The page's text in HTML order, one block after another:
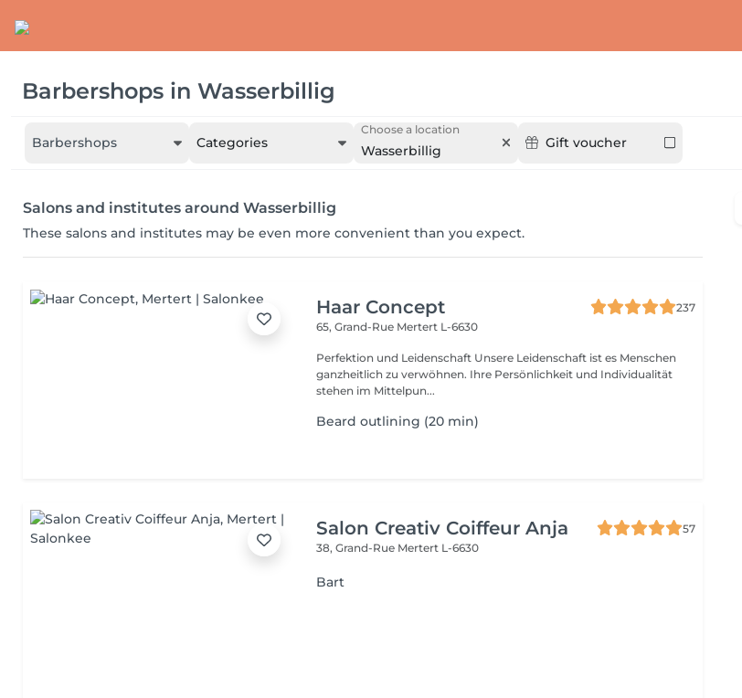
Barbershops in Wasserbillig
Barbershops Categories
Choose a location
Wasserbillig Gift voucher
Salons and institutes around Wasserbillig
These salons and institutes may be even more convenient than you expect.
Haar Concept
237
65, Grand-Rue Mertert L-6630
Perfektion und Leidenschaft Unsere Leidenschaft ist es Menschen
ganzheitlich zu verwöhnen. Ihre Persönlichkeit und Individualität
stehen im Mittelpun...
Beard outlining (20 min)
Salon Creativ Coiffeur Anja
57
38, Grand-Rue Mertert L-6630
Bart